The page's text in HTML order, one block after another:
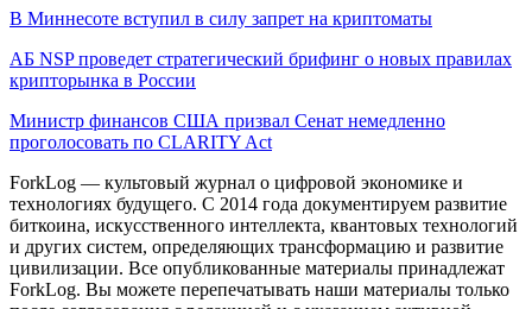
В Миннесоте вступил в силу запрет на криптоматы
АБ NSP проведет стратегический брифинг о новых правилах
крипторынка в России
Министр финансов США призвал Сенат немедленно
проголосовать по CLARITY Act
ForkLog — культовый журнал о цифровой экономике и
технологиях будущего. С 2014 года документируем развитие
биткоина, искусственного интеллекта, квантовых технологий
и других систем, определяющих трансформацию и развитие
цивилизации. Все опубликованные материалы принадлежат
ForkLog. Вы можете перепечатывать наши материалы только